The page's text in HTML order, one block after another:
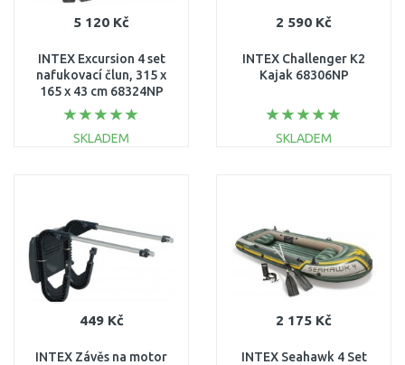
5 120 Kč
INTEX Excursion 4 set
nafukovací člun, 315 x
165 x 43 cm 68324NP
SKLADEM
2 590 Kč
INTEX Challenger K2
Kajak 68306NP
SKLADEM
449 Kč
INTEX Závěs na motor
2 175 Kč
INTEX Seahawk 4 Set